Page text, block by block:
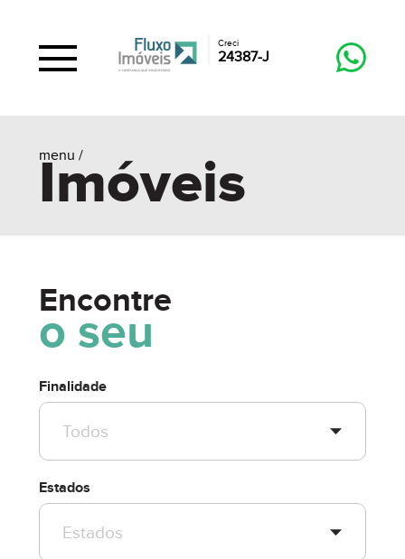
Creci
24387-J
menu /
Imóveis
Encontre
o seu
Finalidade
Estados